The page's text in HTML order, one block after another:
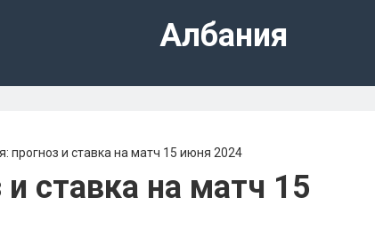
Албания
прогноз и ставка на матч 15 июня 2024
ставка на матч 15